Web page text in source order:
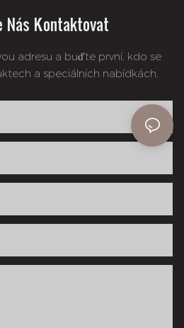
Nás Kontaktovat
adresu a buďte první, kdo se
a speciálních nabídkách.